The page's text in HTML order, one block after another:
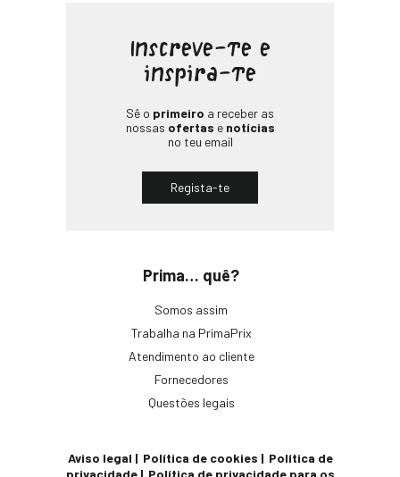
Prima… quê?
Somos assim
Trabalha na PrimaPrix
Atendimento ao cliente
Fornecedores
Questões legais
Inscreve-te e
inspira-te
Sê o primeiro a receber as
nossas ofertas e notícias
no teu email
Regista-te
Aviso legal Política de cookies
Política de